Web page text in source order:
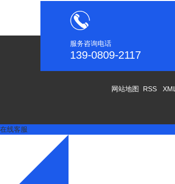
服务咨询电话
139-0809-2117
网站地图 RSS XML
在线客服